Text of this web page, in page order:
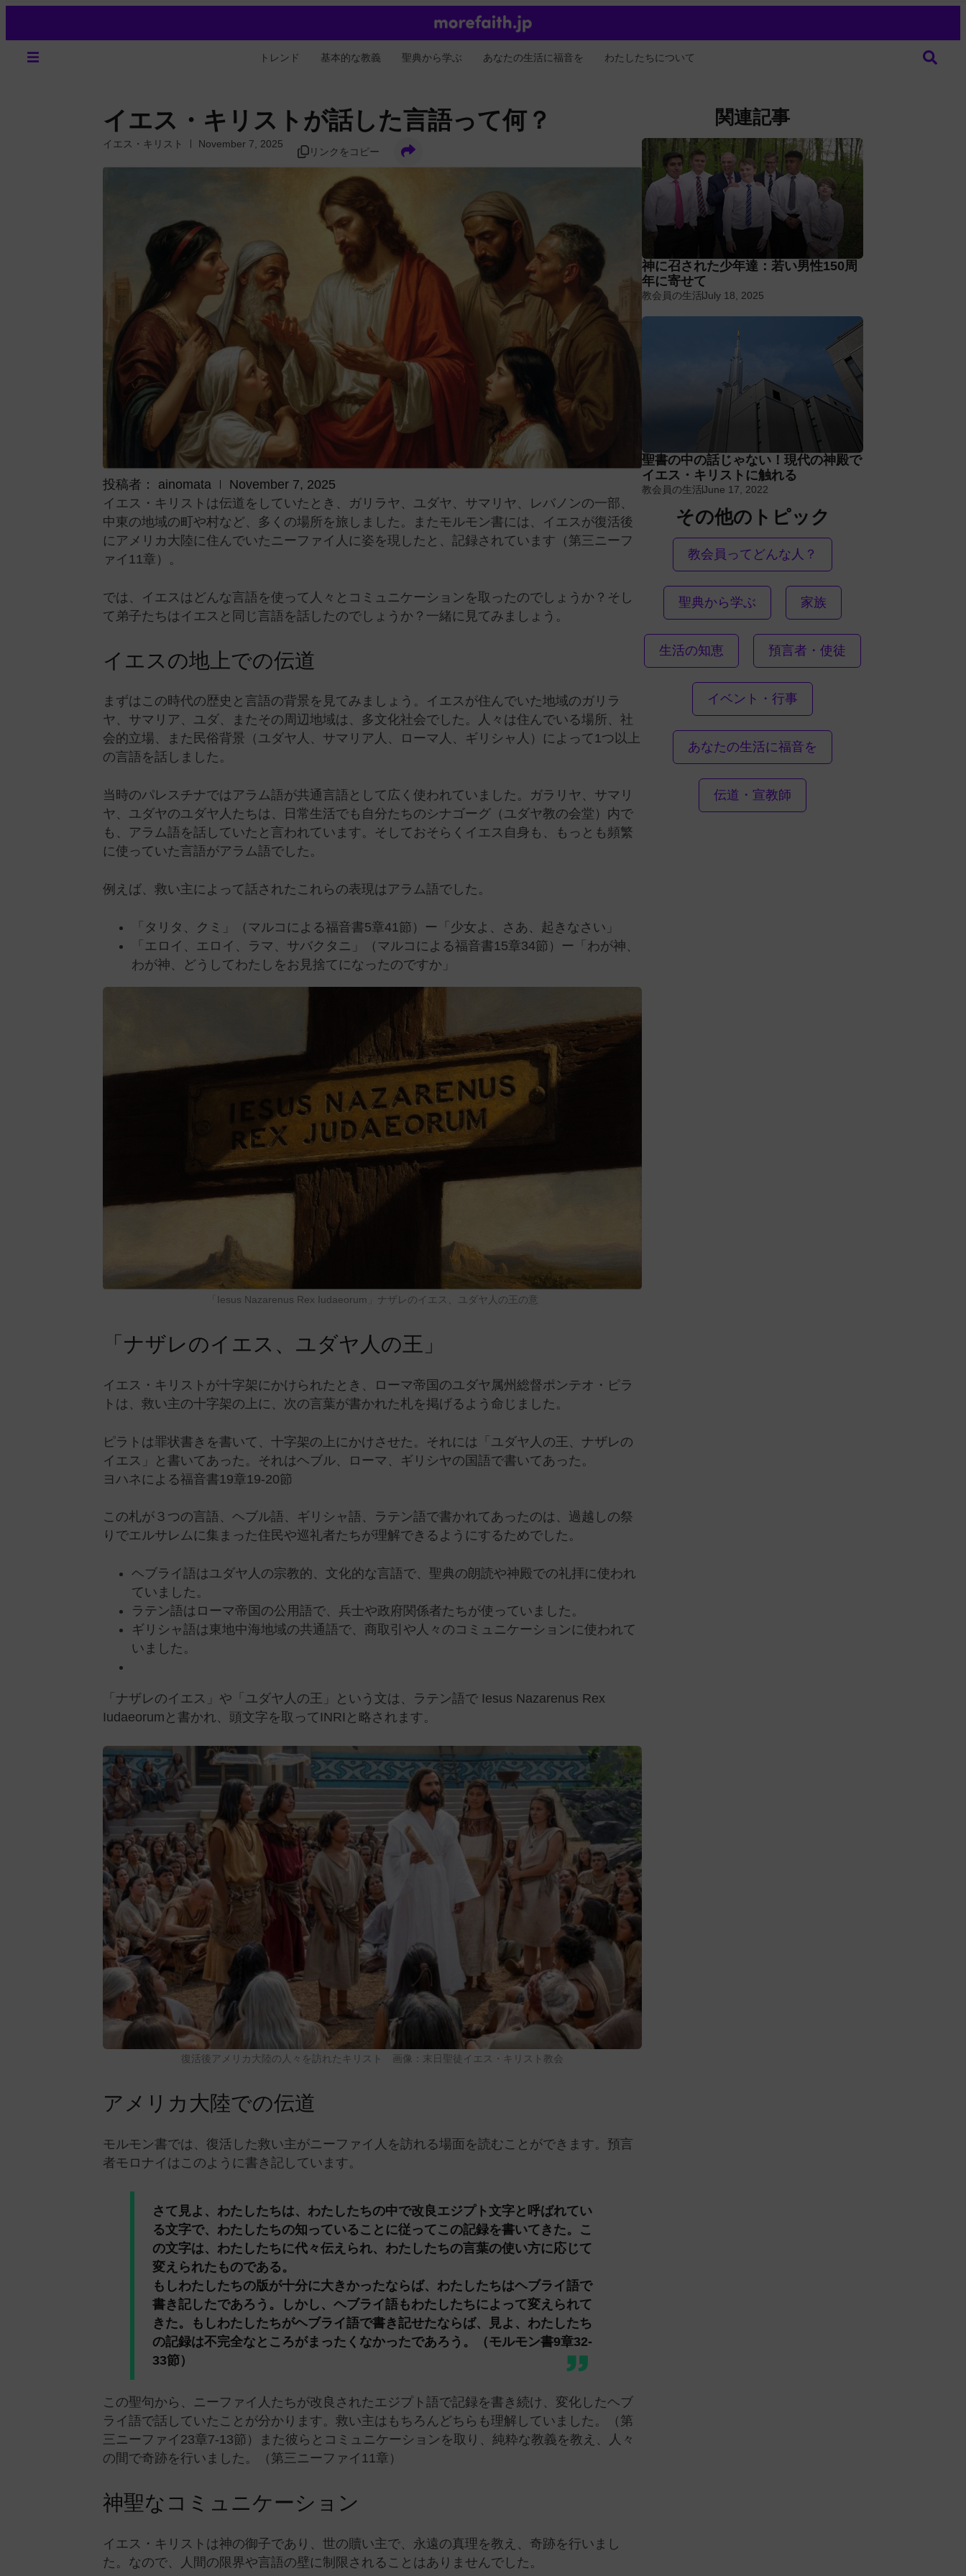
トレンド 基本的な教義 聖典から学ぶ あなたの生活に福音を わたしたちについて
イエス・キリストが話した言語って何？
イエス・キリスト November 7, 2025
リンクをコピー
投稿者： ainomata
November 7, 2025
イエス・キリストは伝道をしていたとき、ガリラヤ、ユダヤ、サマリヤ、レバノンの一部、
中東の地域の町や村など、多くの場所を旅しました。またモルモン書には、イエスが復活後
にアメリカ大陸に住んでいたニーファイ人に姿を現したと、記録されています（第三ニーフ
ァイ11章）。
では、イエスはどんな言語を使って人々とコミュニケーションを取ったのでしょうか？そし
て弟子たちはイエスと同じ言語を話したのでしょうか？一緒に見てみましょう。
イエスの地上での伝道
まずはこの時代の歴史と言語の背景を見てみましょう。イエスが住んでいた地域のガリラ
ヤ、サマリア、ユダ、またその周辺地域は、多文化社会でした。人々は住んでいる場所、社
会的立場、また民俗背景（ユダヤ人、サマリア人、ローマ人、ギリシャ人）によって1つ以上
の言語を話しました。
当時のパレスチナではアラム語が共通言語として広く使われていました。ガラリヤ、サマリ
ヤ、ユダヤのユダヤ人たちは、日常生活でも自分たちのシナゴーグ（ユダヤ教の会堂）内で
も、アラム語を話していたと言われています。そしておそらくイエス自身も、もっとも頻繁
に使っていた言語がアラム語でした。
例えば、救い主によって話されたこれらの表現はアラム語でした。
「タリタ、クミ」（マルコによる福音書5章41節）ー「少女よ、さあ、起きなさい」
「エロイ、エロイ、ラマ、サバクタニ」（マルコによる福音書15章34節）ー「わが神、
わが神、どうしてわたしをお見捨てになったのですか」
「Iesus Nazarenus Rex Iudaeorum」ナザレのイエス、ユダヤ人の王の意
「ナザレのイエス、ユダヤ人の王」
イエス・キリストが十字架にかけられたとき、ローマ帝国のユダヤ属州総督ポンテオ・ピラ
トは、救い主の十字架の上に、次の言葉が書かれた札を掲げるよう命じました。
ピラトは罪状書きを書いて、十字架の上にかけさせた。それには「ユダヤ人の王、ナザレの
イエス」と書いてあった。それはヘブル、ローマ、ギリシヤの国語で書いてあった。
ヨハネによる福音書19章19-20節
この札が３つの言語、ヘブル語、ギリシャ語、ラテン語で書かれてあったのは、過越しの祭
りでエルサレムに集まった住民や巡礼者たちが理解できるようにするためでした。
ヘブライ語はユダヤ人の宗教的、文化的な言語で、聖典の朗読や神殿での礼拝に使われ
ていました。
ラテン語はローマ帝国の公用語で、兵士や政府関係者たちが使っていました。
ギリシャ語は東地中海地域の共通語で、商取引や人々のコミュニケーションに使われて
いました。
「ナザレのイエス」や「ユダヤ人の王」という文は、ラテン語で Iesus Nazarenus Rex
Iudaeorumと書かれ、頭文字を取ってINRIと略されます。
復活後アメリカ大陸の人々を訪れたキリスト 画像：末日聖徒イエス・キリスト教会
アメリカ大陸での伝道
モルモン書では、復活した救い主がニーファイ人を訪れる場面を読むことができます。預言
者モロナイはこのように書き記しています。
さて見よ、わたしたちは、わたしたちの中で改良エジプト文字と呼ばれてい
る文字で、わたしたちの知っていることに従ってこの記録を書いてきた。こ
の文字は、わたしたちに代々伝えられ、わたしたちの言葉の使い方に応じて
変えられたものである。
もしわたしたちの版が十分に大きかったならば、わたしたちはヘブライ語で
書き記したであろう。しかし、ヘブライ語もわたしたちによって変えられて
きた。もしわたしたちがヘブライ語で書き記せたならば、見よ、わたしたち
の記録は不完全なところがまったくなかったであろう。（モルモン書9章32-
33節）
この聖句から、ニーファイ人たちが改良されたエジプト語で記録を書き続け、変化したヘブ
ライ語で話していたことが分かります。救い主はもちろんどちらも理解していました。（第
三ニーファイ23章7-13節）また彼らとコミュニケーションを取り、純粋な教義を教え、人々
の間で奇跡を行いました。（第三ニーファイ11章）
神聖なコミュニケーション
イエス・キリストは神の御子であり、世の贖い主で、永遠の真理を教え、奇跡を行いまし
た。なので、人間の限界や言語の壁に制限されることはありませんでした。
関連記事
神に召された少年達：若い男性150周
年に寄せて
教会員の生活July 18, 2025
聖書の中の話じゃない！現代の神殿で
イエス・キリストに触れる
教会員の生活June 17, 2022
その他のトピック
教会員ってどんな人？
聖典から学ぶ 家族
生活の知恵 預言者・使徒
イベント・行事
あなたの生活に福音を
伝道・宣教師